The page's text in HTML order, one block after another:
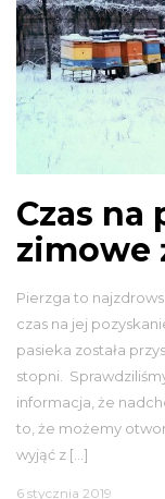
Czas na
zimowe
Pierzga to
czas na jej
pasieka została
stopni.
informacja, że
to, że możemy
wyjąć z […]
6 stycznia 2019